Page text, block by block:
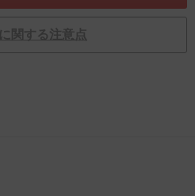
関する注意点